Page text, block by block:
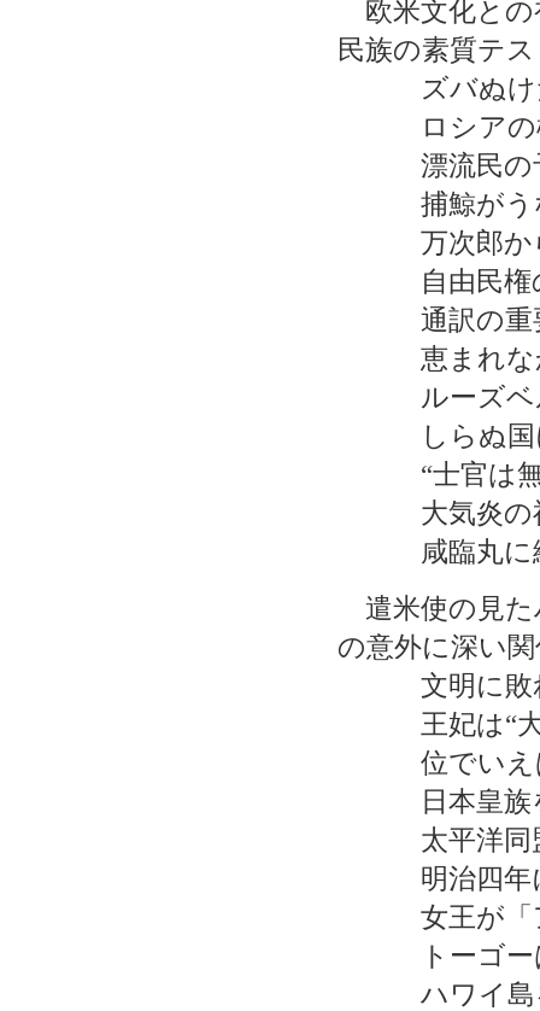
欧米文化との
民族の素質テ
ズバぬけ
ロシアの
漂流民の予
捕鯨がうな
万次郎から
自由民権
通訳の重要
恵まれなか
ルーズベル
しらぬ国に
“士官は無
大気炎の
咸臨丸に絶
遣米使の見た
の意外に深い
文明に敗
王妃は“大
位でいえば
日本皇族を
太平洋同盟
明治四年に
女王が「ア
トーゴーは
ハワイ島を